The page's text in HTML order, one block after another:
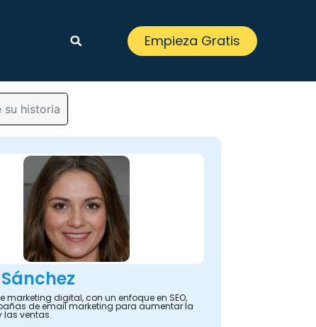
Empieza Gratis
su historia
marketing digital, con un enfoque en SEO,
de email marketing para aumentar la
las ventas.